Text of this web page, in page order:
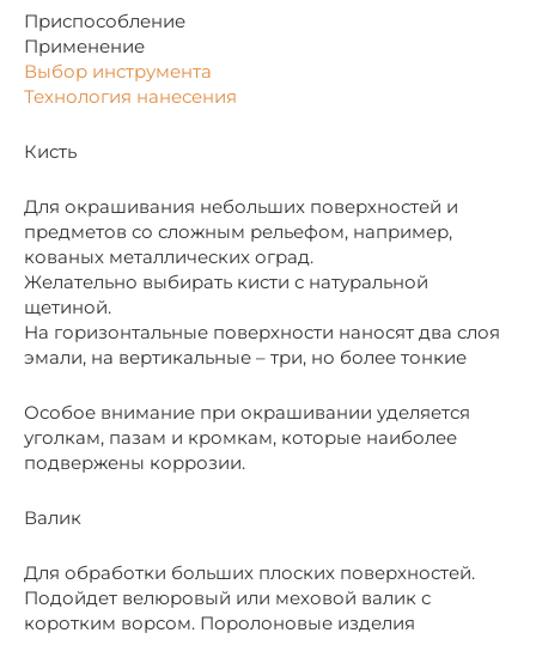
Приспособление
Применение
Выбор инструмента
Технология нанесения
Кисть
Для окрашивания небольших поверхностей и
предметов со сложным рельефом, например,
кованых металлических оград.
Желательно выбирать кисти с натуральной
щетиной.
На горизонтальные поверхности наносят два слоя
эмали, на вертикальные – три, но более тонкие
Особое внимание при окрашивании уделяется
уголкам, пазам и кромкам, которые наиболее
подвержены коррозии.
Валик
Для обработки больших плоских поверхностей.
Подойдет велюровый или меховой валик с
коротким ворсом. Поролоновые изделия